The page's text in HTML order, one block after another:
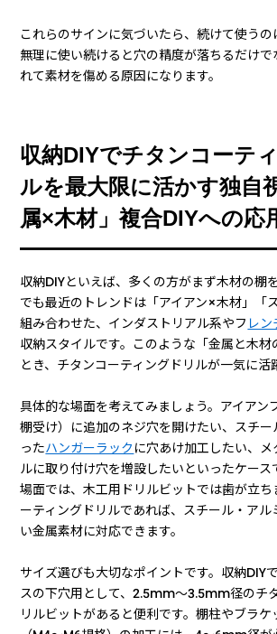
これらのサインに気づいたら、続けて使うの
無理に使い続けると穴の精度が落ちるだけ
れて素材を傷める原因になります。
収納DIYでチタンコーテ
ルを最大限に活かす独自
属×木材」複合DIYへの応
収納DIYといえば、多くの方がまず木材の棚
でも最近のトレンドは「アイアン×木材」「
組み合わせた、インダストリアル系やフ レン
収納スタイルです。このような「金属と木材
とき、チタンコーティングドリルが一気に活
具体的な場面を考えてみましょう。アイアン
棚受け）に追加のネジ穴を開けたい、スチ
ったハンガーラック に穴あけ加工したい、
ルに取り付け穴を増設したいといったケース
場面では、木工用ドリルビットでは歯が立ち
ーティングドリルであれば、スチール・ア
い金属素材に対応できます。
サイズ選びも大切なポイントです。収納DIY
スの下穴用として、2.5mm〜3.5mm径のチ
リルビットがあると便利です。棚柱やブラケ